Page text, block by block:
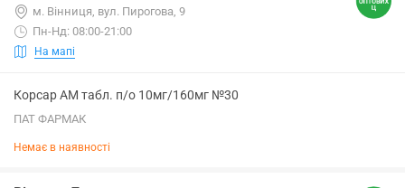
м. Вінниця, вул. Пирогова, 9
Пн-Нд: 08:00-21:00
На мапі
Корсар АМ табл. п/о 10мг/160мг №30
ПАТ ФАРМАК
Немає в наявності